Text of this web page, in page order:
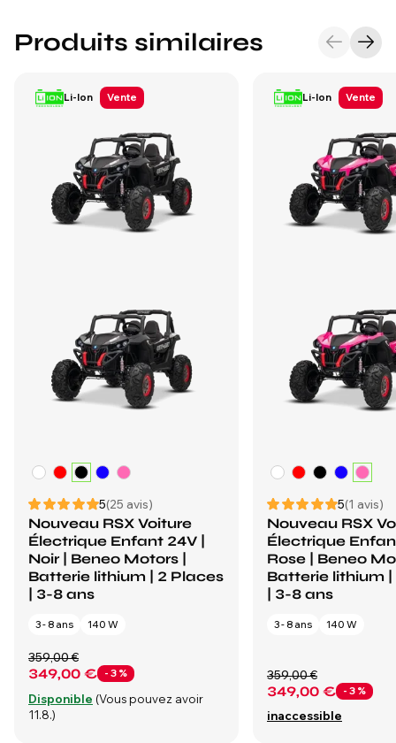
Produits similaires
Li-Ion Vente
5(25 avis)
Nouveau RSX Voiture
Électrique Enfant 24V |
Noir | Beneo Motors |
Batterie lithium | 2 Places
| 3-8 ans
3 - 8 ans 140 W
349,00 € - 3 %
359,00 €
Disponible (Vous pouvez avoir
11.8.)
Li-Ion Vente
5(1 avis)
Nouveau RSX
Électrique
Rose | Beneo
Batterie lithium |
| 3-8 ans
3 - 8 ans 140 W
349,00 € - 3 %
359,00 €
inaccessible